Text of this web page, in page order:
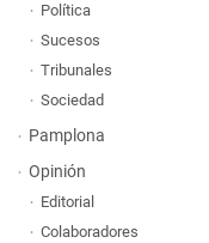
Política
Sucesos
Tribunales
Sociedad
Pamplona
Opinión
Editorial
Colaboradores